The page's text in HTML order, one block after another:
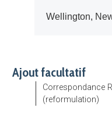
Wellington,
Ajout facultatif
Correspondance RDA : 2.9.2.3 – modification
(reformulation)